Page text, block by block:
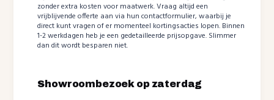
zonder extra kosten voor maatwerk. Vraag altijd een
vrijblijvende offerte aan via hun contactformulier, waarbij je
direct kunt vragen of er momenteel kortingsacties lopen. Binnen
1-2 werkdagen heb je een gedetailleerde prijsopgave. Slimmer
dan dit wordt besparen niet.
Showroombezoek op zaterdag